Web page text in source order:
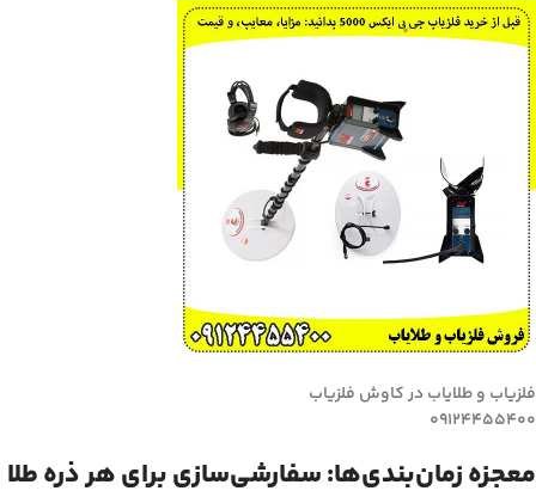
فلزیاب و طلایاب در کاوش فلزیاب
09124455400
معجزه زمان‌بندی‌ها: سفارشی‌سازی برای هر ذره طلا